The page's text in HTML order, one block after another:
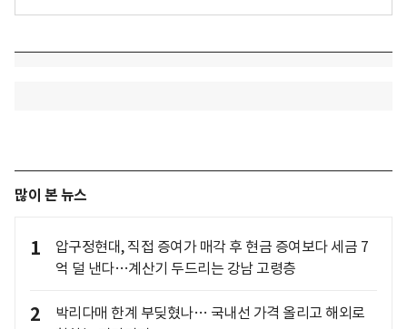
많이 본 뉴스
1
압구정현대, 직접 증여가 매각 후 현금 증여보다 세금 7
억 덜 낸다…계산기 두드리는 강남 고령층
2
박리다매 한계 부딪혔나… 국내선 가격 올리고 해외로